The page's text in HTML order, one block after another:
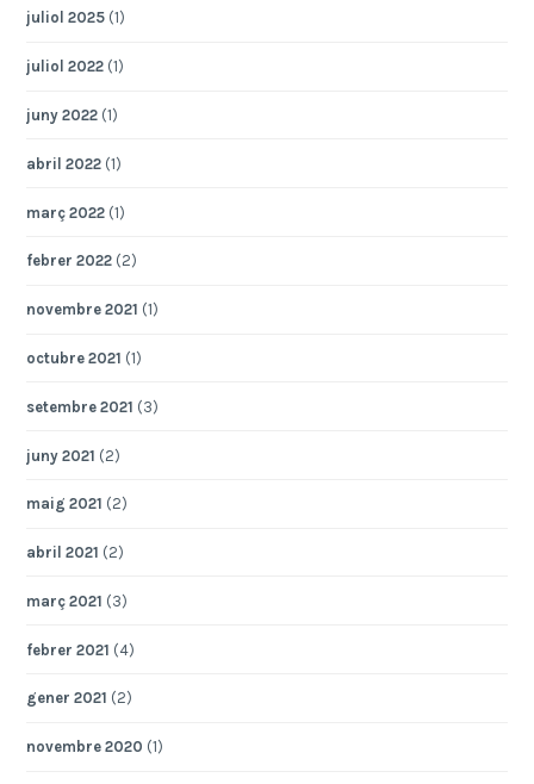
juliol 2025 (1)
juliol 2022 (1)
juny 2022 (1)
abril 2022 (1)
març 2022 (1)
febrer 2022 (2)
novembre 2021 (1)
octubre 2021 (1)
setembre 2021 (3)
juny 2021 (2)
maig 2021 (2)
abril 2021 (2)
març 2021 (3)
febrer 2021 (4)
gener 2021 (2)
novembre 2020 (1)